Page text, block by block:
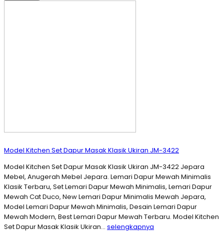
Model Kitchen Set Dapur Masak Klasik Ukiran JM-3422
Model Kitchen Set Dapur Masak Klasik Ukiran JM-3422 Jepara
Mebel, Anugerah Mebel Jepara. Lemari Dapur Mewah Minimalis
Klasik Terbaru, Set Lemari Dapur Mewah Minimalis, Lemari Dapur
Mewah Cat Duco, New Lemari Dapur Minimalis Mewah Jepara,
Model Lemari Dapur Mewah Minimalis, Desain Lemari Dapur
Mewah Modern, Best Lemari Dapur Mewah Terbaru. Model Kitchen
Set Dapur Masak Klasik Ukiran… selengkapnya